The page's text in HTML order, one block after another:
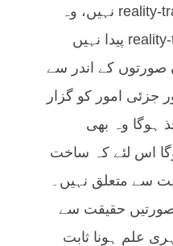
ہوں(جو چیز خود reality-tracking نہیں، وہ
reality-tracking knowledge پیدا نہیں
کے اندر سے
جزئی امور کو گزار
ہوگا وہ بھی
اس لئے کہ ساخت
سے متعلق نہیں۔
صورتیں حقیقت سے
علم ہونا ثابت